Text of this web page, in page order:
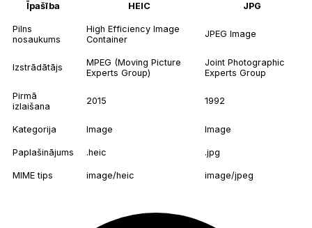
Īpašība HEIC JPG
Pilns
nosaukums
High Efficiency Image
Container
JPEG Image
Izstrādātājs
MPEG (Moving Picture
Experts Group)
Joint Photographic
Experts Group
Pirmā
izlaišana
2015 1992
Kategorija Image Image
Paplašinājums .heic .jpg
MIME tips image/heic image/jpeg